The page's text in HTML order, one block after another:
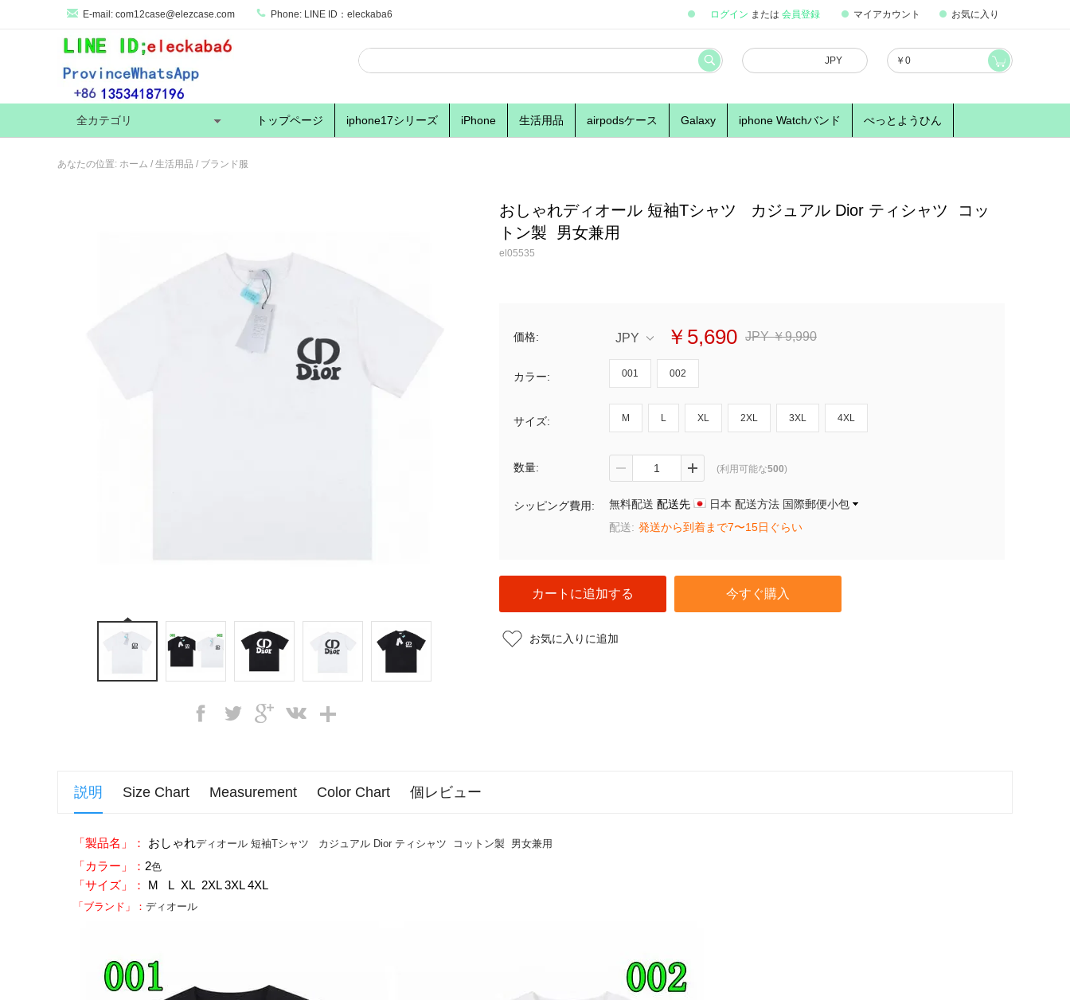
E-mail: com12case@elezcase.com Phone: LINE ID：eleckaba6 ログイン または 会員登録 マイアカウント お気に入り
￥ 0
JPY
全カテゴリ トップページ iphone17シリーズ iPhone 生活用品 airpodsケース Galaxy iphone Watchバンド ぺっとようひん
あなたの位置: ホーム / 生活用品 / ブランド服
おしゃれディオール 短袖Tシャツ カジュアル Dior ティシャツ コッ
トン製 男女兼用
el05535
価格: JPY ￥5,690 JPY ￥9,990
カラー: 001 002
サイズ: M L XL 2XL 3XL 4XL
数量: (利用可能な500)
シッピング費用: 無料配送 配送先
日本 配送方法 国際郵便小包
配送: 発送から到着まで7〜15日ぐらい
お気に入りに追加
説明 Size Chart Measurement Color Chart 個レビュー
「製品名」： おしゃれディオール 短袖Tシャツ カジュアル Dior ティシャツ コットン製 男女兼用
「カラー」： 2色
「サイズ」： M L XL 2XL 3XL 4XL
「ブランド」： ディオール